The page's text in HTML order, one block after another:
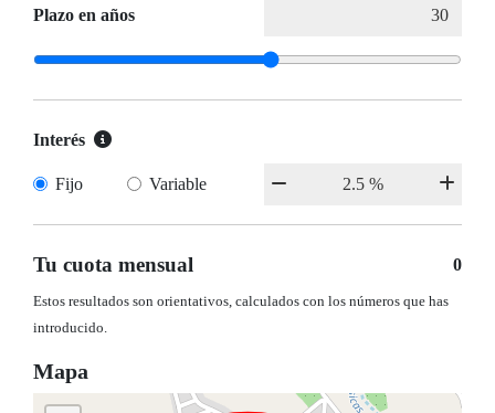
Plazo en años
Interés
Fijo Variable
Tu cuota mensual 0
Estos resultados son orientativos, calculados con los números que has
introducido.
Mapa